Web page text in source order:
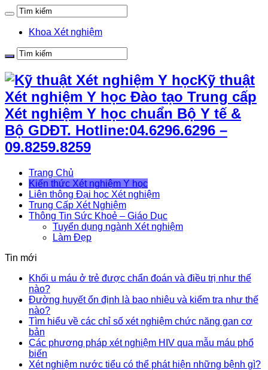
Khoa Xét nghiệm
Kỹ thuật
Xét nghiệm Y học Đào tạo Trung cấp
Xét nghiệm Y học chuẩn Bộ Y tế &
Bộ GDĐT. Hotline:04.6296.6296 –
09.8259.8259
Trang Chủ
Kiến thức Xét nghiệm Y học
Liên thông Đại học Xét nghiệm
Trung Cấp Xét Nghiệm
Thông Tin Sức Khoẻ – Giáo Dục
Tuyển dụng ngành Xét nghiệm
Làm Đẹp
Tin mới
Khối u máu ở trẻ được chẩn đoán và điều trị như thế
nào?
Đường huyết ổn định là bao nhiêu và kiểm tra như thế
nào?
Tìm hiểu về các chỉ số xét nghiệm chức năng gan cơ
bản
Các phương pháp xét nghiệm HIV qua mẫu máu phổ
biến
Xét nghiệm nước tiểu có thể phát hiện những bệnh gì?